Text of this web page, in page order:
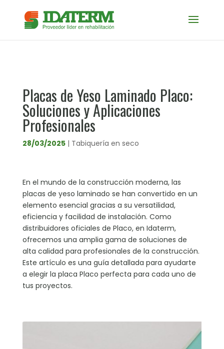
Placas de Yeso Laminado Placo:
Soluciones y Aplicaciones
Profesionales
28/03/2025| Tabiquería en seco
En el mundo de la construcción moderna, las
placas de yeso laminado se han convertido en un
elemento esencial gracias a su versatilidad,
eficiencia y facilidad de instalación. Como
distribuidores oficiales de Placo, en Idaterm,
ofrecemos una amplia gama de soluciones de
alta calidad para profesionales de la construcción.
Este artículo es una guía detallada para ayudarte
a elegir la placa Placo perfecta para cada uno de
tus proyectos.